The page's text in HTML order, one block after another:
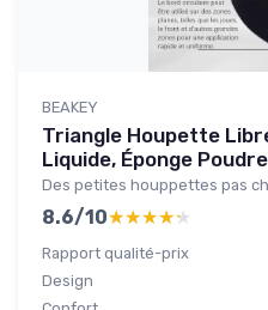
BEAKEY
Triangle Houpette
Liquide, Éponge
Des petites houppettes pas
8.6/10★★★★★
★★★★★
Rapport qualité-prix
Design